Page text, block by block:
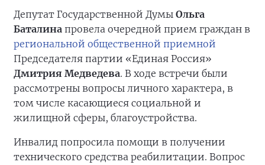
Депутат Государственной Думы Ольга
Баталина провела очередной прием граждан в
региональной общественной приемной
Председателя партии «Единая Россия»
Дмитрия Медведева. В ходе встречи были
рассмотрены вопросы личного характера, в
том числе касающиеся социальной и
жилищной сферы, благоустройства.
Инвалид попросила помощи в получении
технического средства реабилитации. Вопрос